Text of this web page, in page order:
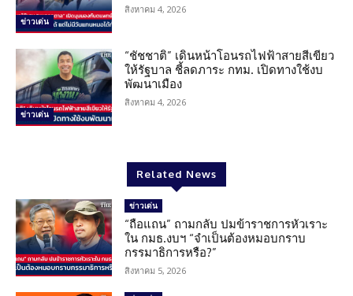
ข่าวเด่น
สิงหาคม 4, 2026
ข่าวเด่น
“ชัชชาติ” เดินหน้าโอนรถไฟฟ้าสายสีเขียว
ให้รัฐบาล ชี้ลดภาระ กทม. เปิดทางใช้งบ
พัฒนาเมือง
สิงหาคม 4, 2026
Related News
ข่าวเด่น
“ถือแถน” ถามกลับ ปมข้าราชการหัวเราะ
ใน กมธ.งบฯ “จำเป็นต้องหมอบกราบ
กรรมาธิการหรือ?”
สิงหาคม 5, 2026